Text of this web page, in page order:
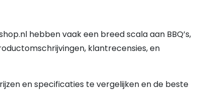
hebben vaak een breed scala aan BBQ’s,
klantrecensies, en
en specificaties te vergelijken en de beste